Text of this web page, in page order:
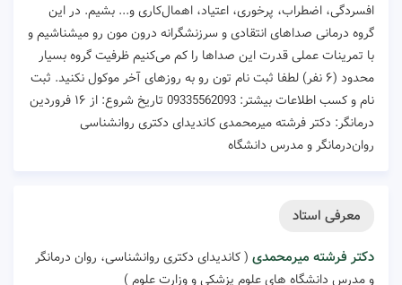
افسردگی، اضطراب، پرخوری، اعتیاد، اهمال‌کاری و... بشیم. در این
گروه درمانی صداهای انتقادی و سرزنشگرانه درون مون رو میشناشیم و
با تمرینات عملی قدرت این صداها را کم می‌کنیم ظرفیت گروه بسیار
محدود (۶ نفر) لطفا ثبت نام تون رو به روزهای آخر موکول نکنید. ثبت
نام و کسب اطلاعات بیشتر: 09335562093 تاریخ شروع: از ۱۶ فروردین
درمانگر: دکتر فرشته میرمحمدی کاندیدای دکتری روانشناسی
روان‌درمانگر و مدرس دانشگاه
معرفی استاد
دکتر فرشته میرمحمدی ( کاندیدای دکتری روانشناسی، روان درمانگر
و مدرس دانشگاه های علوم پزشکی و وزارت علوم )